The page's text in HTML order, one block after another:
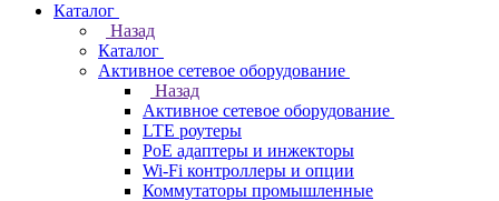
Каталог
Назад
Каталог
Активное сетевое оборудование
Назад
Активное сетевое оборудование
LTE роутеры
PoE адаптеры и инжекторы
Wi-Fi контроллеры и опции
Коммутаторы промышленные